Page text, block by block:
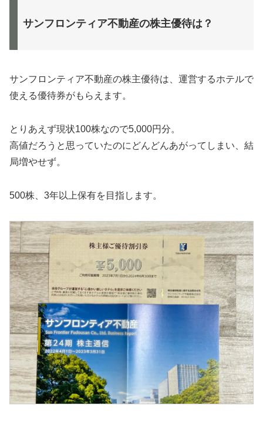
サンフロンティア不動産の株主優待は？
サンフロンティア不動産の株主優待は、運営するホテルで
使える優待券がもらえます。
とりあえず現状100株なので5,000円分。
高値だろうと思っていたのにどんどんあがってしまい、結
局増やせず。
500株、3年以上保有を目指します。